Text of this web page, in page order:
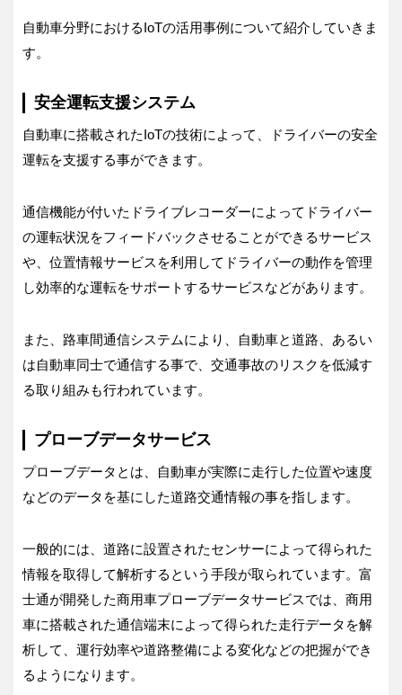
自動車分野におけるIoTの活用事例について紹介していきま
す。
安全運転支援システム
自動車に搭載されたIoTの技術によって、ドライバーの安全
運転を支援する事ができます。
通信機能が付いたドライブレコーダーによってドライバー
の運転状況をフィードバックさせることができるサービス
や、位置情報サービスを利用してドライバーの動作を管理
し効率的な運転をサポートするサービスなどがあります。
また、路車間通信システムにより、自動車と道路、あるい
は自動車同士で通信する事で、交通事故のリスクを低減す
る取り組みも行われています。
プローブデータサービス
プローブデータとは、自動車が実際に走行した位置や速度
などのデータを基にした道路交通情報の事を指します。
一般的には、道路に設置されたセンサーによって得られた
情報を取得して解析するという手段が取られています。富
士通が開発した商用車プローブデータサービスでは、商用
車に搭載された通信端末によって得られた走行データを解
析して、運行効率や道路整備による変化などの把握ができ
るようになります。